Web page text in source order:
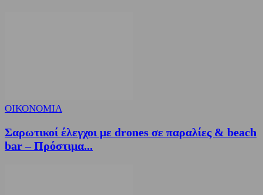
ΟΙΚΟΝΟΜΙΑ
Σαρωτικοί έλεγχοι με drones σε παραλίες & beach
bar – Πρόστιμα...